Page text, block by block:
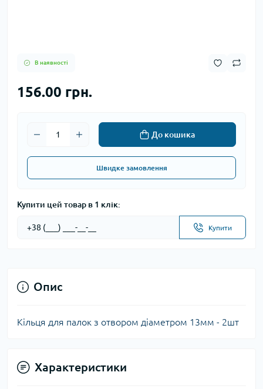
В наявності
156.00 грн.
До кошика
Швидке замовлення
Купити цей товар в 1 клік:
Купити
Опис
Кільця для палок з отвором діаметром 13мм - 2шт
Характеристики